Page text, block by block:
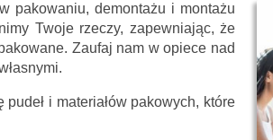
pakowaniu, demontażu i montażu
Twoje rzeczy, zapewniając, że
Zaufaj nam w opiece nad
i materiałów pakowych, które